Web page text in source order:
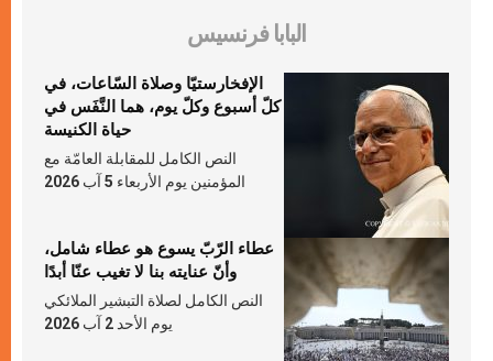
البابا فرنسيس
الإفخارستيّا وصلاة السّاعات، في
كلّ أسبوع وكلّ يوم، هما النَّفَس في
حياة الكنيسة
النص الكامل للمقابلة العامّة مع
المؤمنين يوم الأربعاء 5 آب 2026
عطاء الرّبّ يسوع هو عطاء شامل،
وأنّ عنايته بنا لا تغيب عنّا أبدًا
النص الكامل لصلاة التبشير الملائكي
يوم الأحد 2 آب 2026